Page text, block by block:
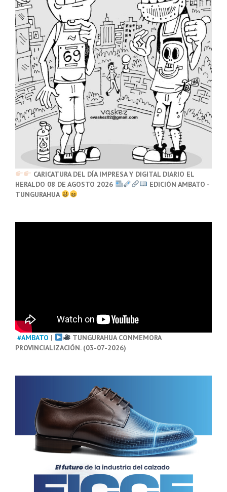
CARICATURA DEL DÍA IMPRESA Y DIGITAL DIARIO EL
HERALDO 08 DE AGOSTO 2026
EDICIÓN AMBATO -
TUNGURAHUA
#AMBATO |
TUNGURAHUA CONMEMORA
PROVINCIALIZACIÓN. (03-07-2026)